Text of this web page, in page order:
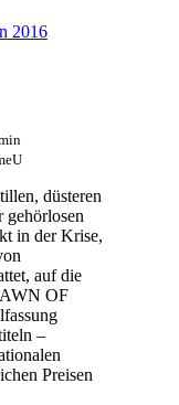
2016
düsteren
in der Krise,
auf die
OF
–
Preisen